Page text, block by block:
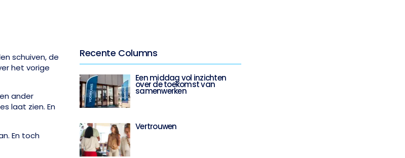
schuiven, de
het vorige
ander
laat zien. En
En toch
Recente Columns
Een middag vol inzichten
over de toekomst van
samenwerken
Vertrouwen